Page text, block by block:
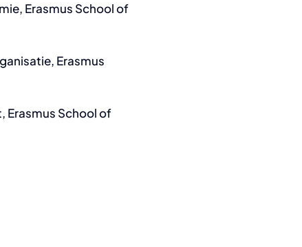
Erasmus School of
Erasmus
Erasmus School of